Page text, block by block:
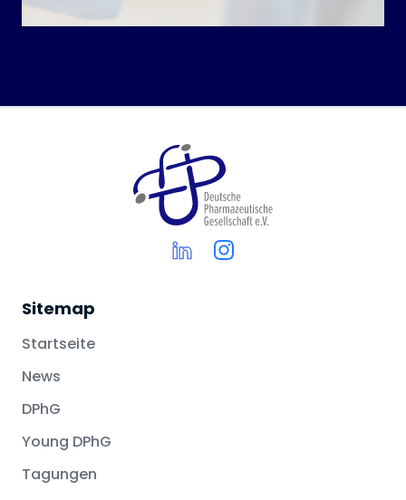
Sitemap
Startseite
News
DPhG
Young DPhG
Tagungen